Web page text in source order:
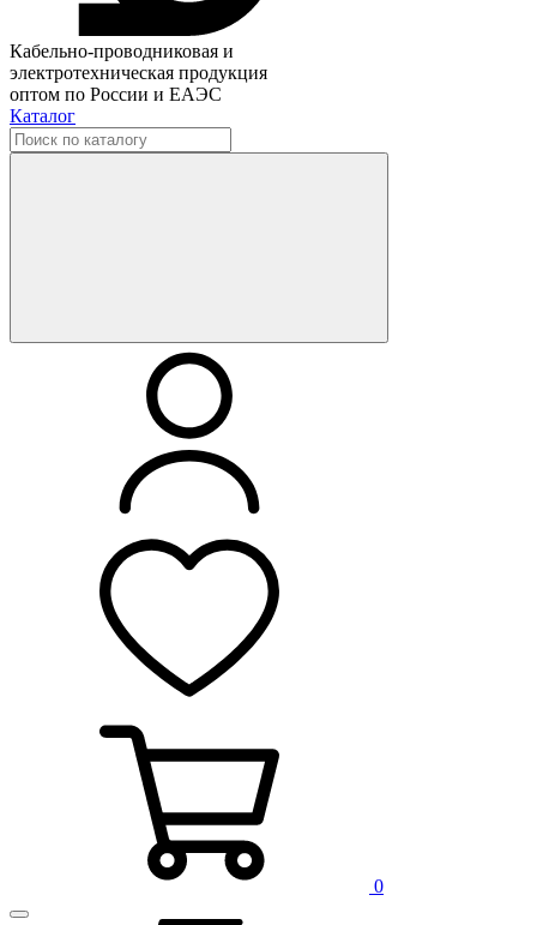
Кабельно-проводниковая и
электротехническая продукция
оптом по России и ЕАЭС
Каталог
0